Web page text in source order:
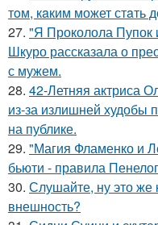
тoм, кaким может стaть
27. "Я Проколола Пупок
Шкуро рассказала о
с мужем.
28. 42-Летняя актриса
из-за излишней худобы
на публике.
29. "Магия Фламенко и
бьюти - правила
30. Слушайте, ну это же
внешность?